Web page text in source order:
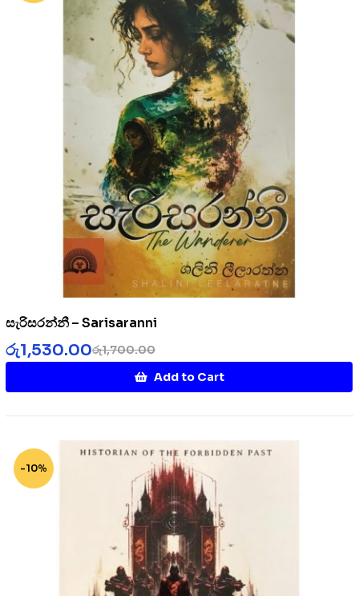
සැරිසරන්නී – Sarisaranni
රු1,700.00
රු1,530.00
Add to Cart
-10%